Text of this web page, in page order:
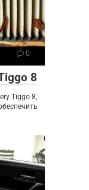
0
8
Tiggo 8,